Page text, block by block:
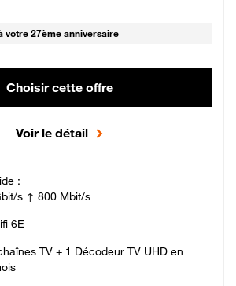
mois
votre 27ème anniversaire
Choisir cette offre
Voir le détail
:
s ↑ 800 Mbit/s
6E
TV + 1 Décodeur TV UHD en